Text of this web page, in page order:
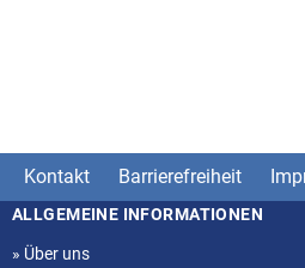
Kontakt Barrierefreiheit
Seitenstruktur
ALLGEMEINE INFORMATIONEN
» Über uns